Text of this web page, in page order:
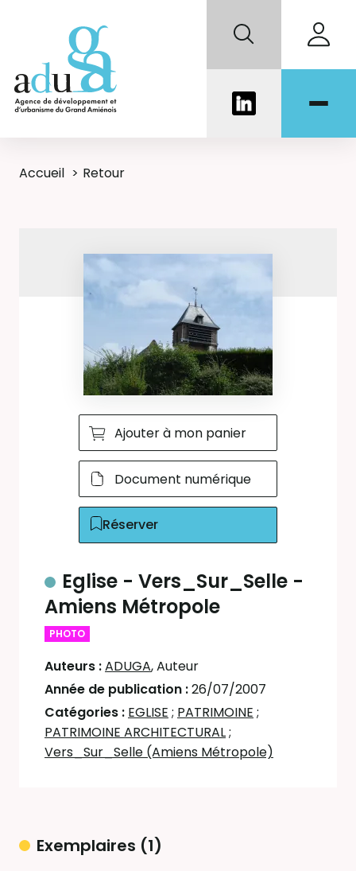
Accueil Retour
Ajouter à mon panier
Document numérique
Réserver
Eglise - Vers_Sur_Selle -
Amiens Métropole
PHOTO
Auteurs :ADUGA, Auteur
Année de publication :26/07/2007
Catégories : EGLISE ; PATRIMOINE ;
PATRIMOINE ARCHITECTURAL;
Vers_Sur_Selle (Amiens Métropole)
Exemplaires (1)